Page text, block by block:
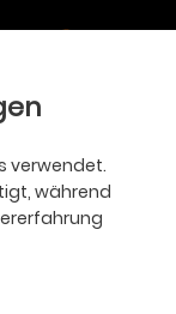
verwendet.
während